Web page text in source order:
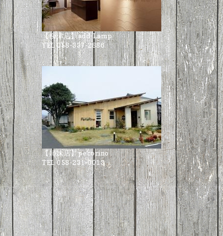
【柳津店】add-Lamp
TEL 058-337-2886
【姉妹店】pecorino
TEL 058-231-0013